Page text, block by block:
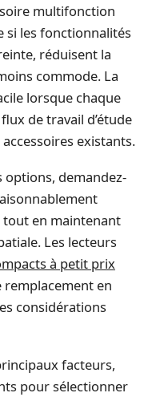
multifonction
si les fonctionnalités
réduisent la
commode. La
lorsque chaque
de travail d’étude
existants.
options, demandez-
en maintenant
Les lecteurs
à petit prix
remplacement en
considérations
facteurs,
pour sélectionner